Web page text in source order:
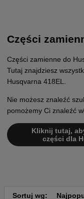
Części
Części zamienne do
Tutaj znajdziesz
Husqvarna 418EL.
Nie możesz znaleźć
pomożemy Ci znaleźć
Kliknij tutaj,
części dla
Sortuj wg: